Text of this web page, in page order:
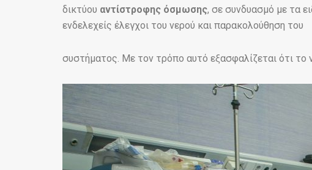
δικτύου αντίστροφης όσμωσης, σε συνδυασμό με τα
ενδελεχείς έλεγχοι του νερού και παρακολούθηση του
συστήματος. Με τον τρόπο αυτό εξασφαλίζεται ότι το